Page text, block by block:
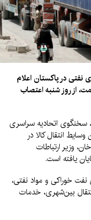
این ائتلاف، کمیته‌ای
خواهد شد و درالانشای
بود. با این حال،
کمیته مشخص خواهد
که به سه کشور محدود
را زیر این چتر
حل برخی مسائل
و مصر گروهی را
ایران، تشکیل
میان اعضاست.
برای حفاظت از
مشارکت داشته
نفتی در پاکستان اعلام
از روز شنبه اعتصاب
سخنگوی اتحادیه سراسری
انتقال کالا در
وزیر ارتباطات
یافته است.
نفت خوراکی و مواد نفتی،
بین‌شهری، خدمات